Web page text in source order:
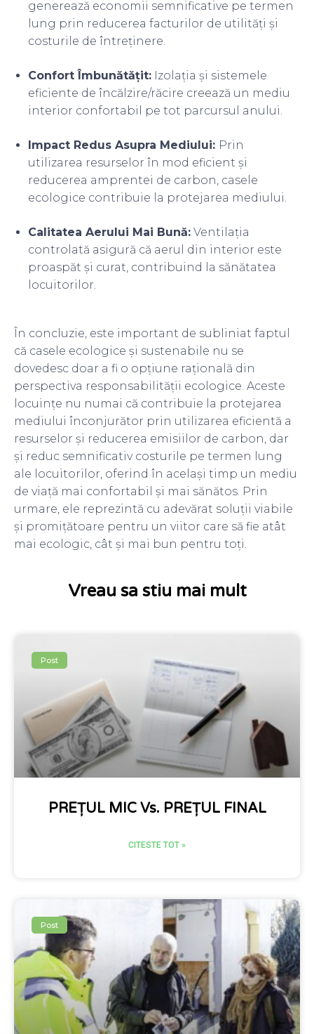
generează economii semnificative pe termen
lung prin reducerea facturilor de utilități și
costurile de întreținere.
Confort Îmbunătățit: Izolația și sistemele
eficiente de încălzire/răcire creează un mediu
interior confortabil pe tot parcursul anului.
Impact Redus Asupra Mediului: Prin
utilizarea resurselor în mod eficient și
reducerea amprentei de carbon, casele
ecologice contribuie la protejarea mediului.
Calitatea Aerului Mai Bună: Ventilația
controlată asigură că aerul din interior este
proaspăt și curat, contribuind la sănătatea
locuitorilor.
În concluzie, este important de subliniat faptul
că casele ecologice și sustenabile nu se
dovedesc doar a fi o opțiune rațională din
perspectiva responsabilității ecologice. Aceste
locuințe nu numai că contribuie la protejarea
mediului înconjurător prin utilizarea eficientă a
resurselor și reducerea emisiilor de carbon, dar
și reduc semnificativ costurile pe termen lung
ale locuitorilor, oferind în același timp un mediu
de viață mai confortabil și mai sănătos. Prin
urmare, ele reprezintă cu adevărat soluții viabile
și promițătoare pentru un viitor care să fie atât
mai ecologic, cât și mai bun pentru toți.
Vreau sa stiu mai mult
Post
PREȚUL MIC Vs. PREȚUL FINAL
CITESTE TOT »
Post